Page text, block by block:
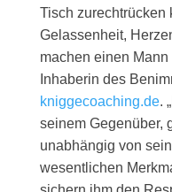
Tisch zurechtrücken
Gelassenheit,
machen einen
Inhaberin des
kniggecoaching.de.
seinem Gegenüber,
unabhängig von
wesentlichen